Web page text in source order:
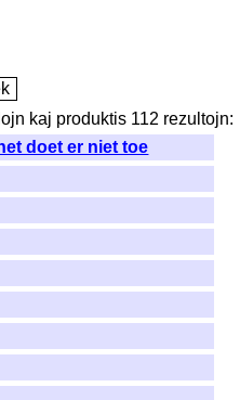
kaj produktis 112 rezultojn:
het doet er niet toe